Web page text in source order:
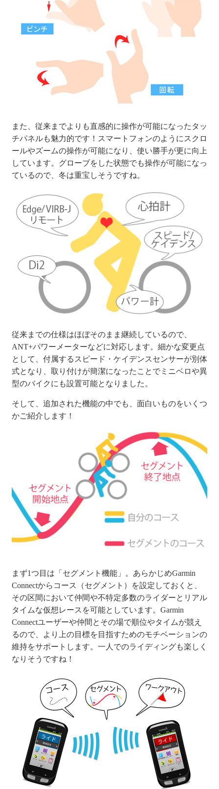
また、従来までよりも直感的に操作が可能になったタッ
チパネルも魅力的です！スマートフォンのようにスクロ
ールやズームの操作が可能になり、使い勝手が更に向上
しています。グローブをした状態でも操作が可能になっ
ているので、冬は重宝しそうですね。
従来までの仕様はほぼそのまま継続しているので、
ANT+パワーメーターなどに対応します。 細かな変更点
として、付属するスピード・ケイデンスセンサーが別体
式となり、取り付けが簡潔になったことでミニベロや異
型のバイクにも設置可能となりました。
そして、追加された機能の中でも、面白いものをいくつ
かご紹介します！
まず1つ目は「セグメント機能」。あらかじめGarmin
Connectからコース（セグメント）を設定しておくと、
その区間において仲間や不特定多数のライダーとリアル
タイムな仮想レースを可能としています。 Garmin
Connectユーザーや仲間とその場で順位やタイムが競え
るので、より上の目標を目指すためのモチベーションの
維持をサポートします。一人でのライディングも楽しく
なりそうですね！